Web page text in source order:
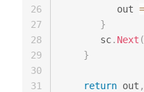
          out
=
}
       sc
. Next (
}
return out ,
26
27
28
29
30
31